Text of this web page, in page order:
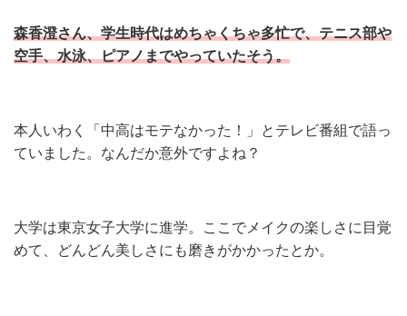
森香澄さん、学生時代はめちゃくちゃ多忙で、テニス部や
空手、水泳、ピアノまでやっていたそう。
本人いわく「中高はモテなかった！」とテレビ番組で語っ
ていました。なんだか意外ですよね？
大学は東京女子大学に進学。ここでメイクの楽しさに目覚
めて、どんどん美しさにも磨きがかかったとか。